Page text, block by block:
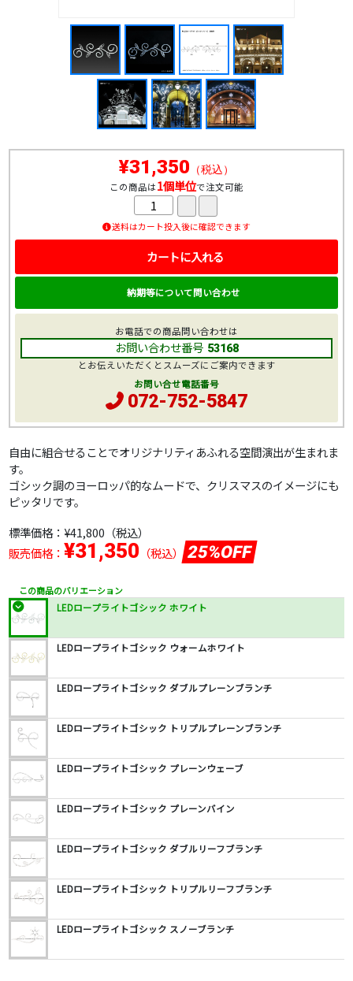
自由に組合せることでオリジナリティあふれる空間演出が生まれま
す。
ゴシック調のヨーロッパ的なムードで、クリスマスのイメージにも
ピッタリです。
標準価格： ¥41,800 （税込）
販売価格： ¥31,350 （税込） 25%OFF
この商品のバリエーション
LEDロープライトゴシック ホワイト
LEDロープライトゴシック ウォームホワイト
LEDロープライトゴシック ダブルプレーンブランチ
LEDロープライトゴシック トリプルプレーンブランチ
LEDロープライトゴシック プレーンウェーブ
LEDロープライトゴシック プレーンバイン
LEDロープライトゴシック ダブルリーフブランチ
LEDロープライトゴシック トリプルリーフブランチ
LEDロープライトゴシック スノーブランチ
¥31,350 （税込）
この商品は1個単位で注文可能
送料はカート投入後に確認できます
カートに入れる
納期等について問い合わせ
お電話での商品問い合わせは
お問い合わせ番号 53168
とお伝えいただくとスムーズにご案内できます
お問い合せ電話番号
072-752-5847